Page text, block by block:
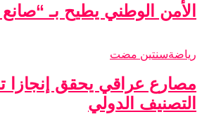
الأمن الوطني يطيح بـ
رياضةسنتين مضت
مصارع عراقي يحقق إنجازا
التصنيف الدولي